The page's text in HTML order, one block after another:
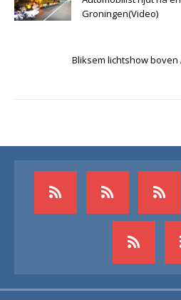
Groningen(Video)
Bliksem lichtshow boven